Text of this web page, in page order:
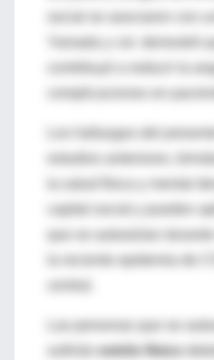
Yamada y col. demostró
contribuyó a reducir la
Los hallazgos del
estudios anteriores,
capital social y pueden
Las personas que se
estrés físico